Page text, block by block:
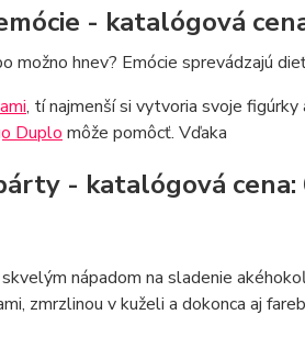
- katalógová
možno hnev? Emócie sprevádzajú
, tí najmenší si vytvoria svoje
Duplo môže pomôcť. Vďaka
- katalógová cena:
nápadom na sladenie
zmrzlinou v kuželi a dokonca aj